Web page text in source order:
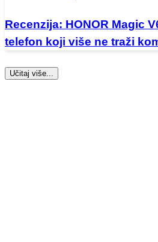
Recenzija: HONOR Magic
telefon koji više ne traži
Učitaj više...